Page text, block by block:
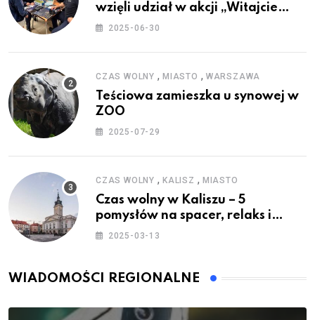
wzięli udział w akcji „Witajcie
Wakacje”
2025-06-30
CZAS WOLNY , MIASTO , WARSZAWA
Teściowa zamieszka u synowej w
ZOO
2025-07-29
CZAS WOLNY , KALISZ , MIASTO
Czas wolny w Kaliszu – 5
pomysłów na spacer, relaks i
rodzinne atrakcje
2025-03-13
WIADOMOŚCI REGIONALNE